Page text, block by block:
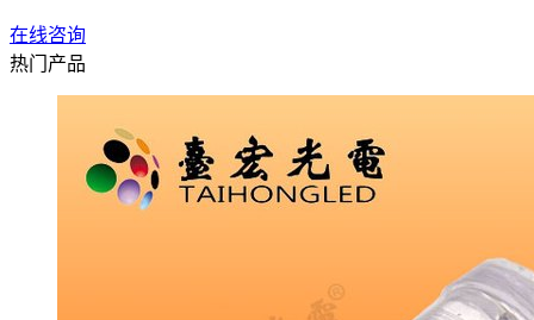
在线咨询
热门产品